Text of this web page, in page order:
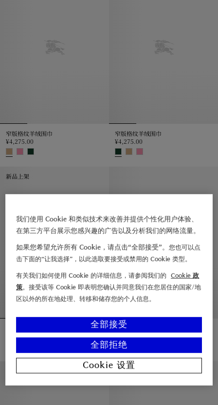
窄版格纹羊绒围巾
¥4,275.00
窄版格纹羊绒围巾
¥4,275.00
新品上架
¥4,275.00
窄版格纹标签羊绒围巾, ¥4,275.00
格纹羊毛围巾
¥4,850.00
格纹羊毛围巾, ¥4,850.00
新品上架
我们使用 Cookie 和类似技术来改善并提供个性化用户体验、
在第三方平台展示您感兴趣的广告以及分析我们的网络流量。
如果您希望允许所有 Cookie，请点击“全部接受”。您也可以点
击下面的“让我选择”，以此选取要接受或禁用的 Cookie 类型。
有关我们如何使用 Cookie 的详细信息，请参阅我们的
Cookie 政
策。接受该等 Cookie 即表明您确认并同意我们在您居住的国家/地
区以外的所在地处理、转移和储存您的个人信息。
全部拒绝
全部接受
Cookie 设置